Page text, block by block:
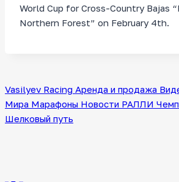
World Cup for Cross-Country Bajas
Northern Forest” on February 4th.
Vasilyev Racing Аренда и продажа
Мира Марафоны Новости РАЛЛИ
Шелковый путь